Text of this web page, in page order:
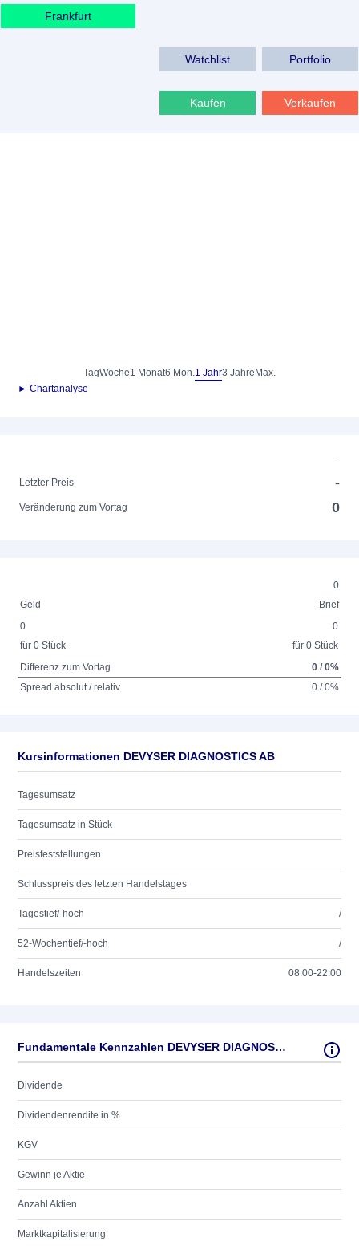
Frankfurt
Watchlist Portfolio
Kaufen Verkaufen
TagWoche1 Monat6 Mon.1 Jahr3 Jahre Max.
► Chartanalyse
-
Letzter Preis
-
Veränderung zum Vortag 0
0
Geld
Brief
0
für 0 Stück
0
für 0 Stück
Differenz zum Vortag
0 / 0%
Spread absolut / relativ
0 / 0%
Kursinformationen DEVYSER DIAGNOSTICS AB
Tagesumsatz
Tagesumsatz in Stück
Preisfeststellungen
Schlusspreis des letzten Handelstages
Tagestief/-hoch /
52-Wochentief/-hoch /
Handelszeiten 08:00-22:00
Fundamentale Kennzahlen DEVYSER DIAGNOSTICS AB
Dividende
Dividendenrendite in %
KGV
Gewinn je Aktie
Anzahl Aktien
Marktkapitalisierung